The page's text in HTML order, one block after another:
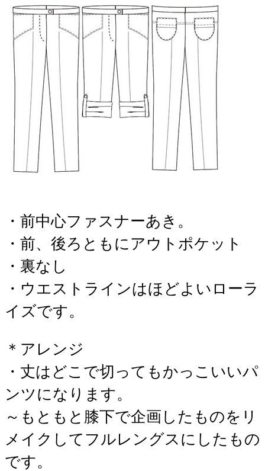
・前中心ファスナーあき。
・前、後ろともにアウトポケット
・裏なし
・ウエストラインはほどよいローラ
イズです。
＊アレンジ
・丈はどこで切ってもかっこいいパ
ンツになります。
～もともと膝下で企画したものをリ
メイクしてフルレングスにしたもの
です。